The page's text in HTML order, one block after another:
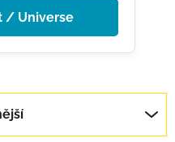
/ Universe